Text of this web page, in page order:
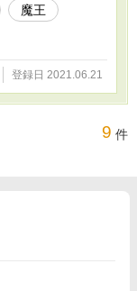
魔王
登録日 2021.06.21
9 件